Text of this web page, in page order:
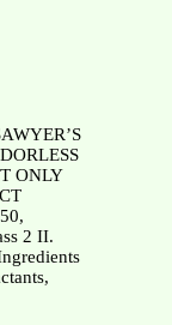
ONLY
2 II.